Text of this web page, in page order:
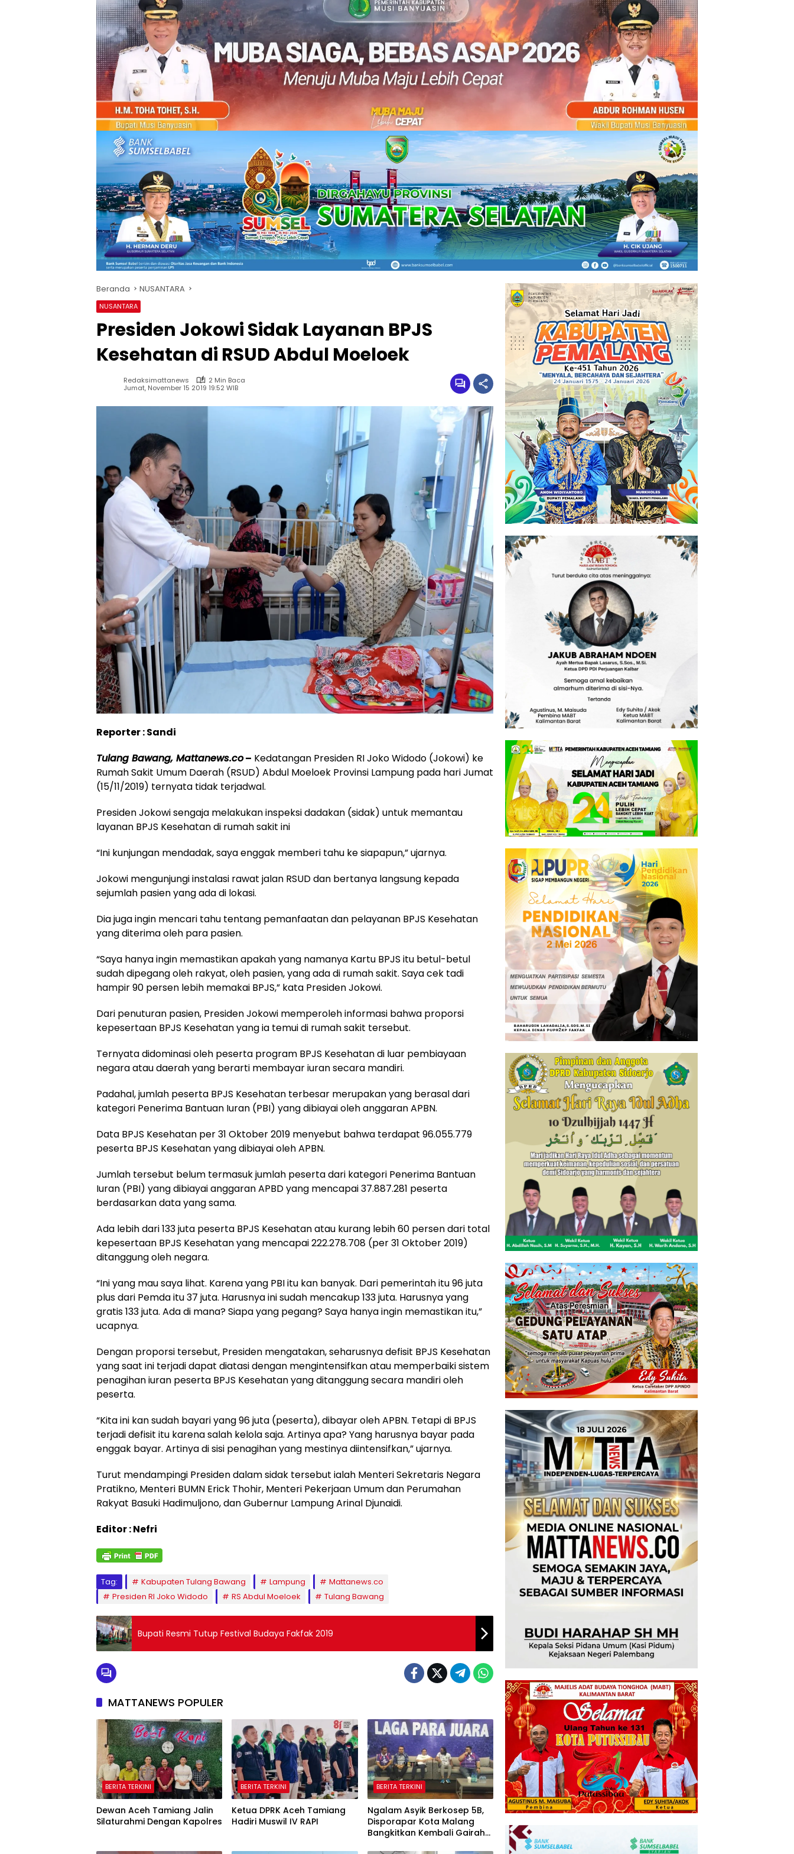
Beranda NUSANTARA
NUSANTARA
Presiden Jokowi Sidak Layanan BPJS
Kesehatan di RSUD Abdul Moeloek
Redaksimattanews
2 Min Baca
Jumat, November 15 2019 19:52 WIB
Reporter : Sandi
Tulang Bawang, Mattanews.co– Kedatangan Presiden RI Joko Widodo (Jokowi) ke
Rumah Sakit Umum Daerah (RSUD) Abdul Moeloek Provinsi Lampung pada hari Jumat
(15/11/2019) ternyata tidak terjadwal.
Presiden Jokowi sengaja melakukan inspeksi dadakan (sidak) untuk memantau
layanan BPJS Kesehatan di rumah sakit ini
“Ini kunjungan mendadak, saya enggak memberi tahu ke siapapun,” ujarnya.
Jokowi mengunjungi instalasi rawat jalan RSUD dan bertanya langsung kepada
sejumlah pasien yang ada di lokasi.
Dia juga ingin mencari tahu tentang pemanfaatan dan pelayanan BPJS Kesehatan
yang diterima oleh para pasien.
“Saya hanya ingin memastikan apakah yang namanya Kartu BPJS itu betul-betul
sudah dipegang oleh rakyat, oleh pasien, yang ada di rumah sakit. Saya cek tadi
hampir 90 persen lebih memakai BPJS,” kata Presiden Jokowi.
Dari penuturan pasien, Presiden Jokowi memperoleh informasi bahwa proporsi
kepesertaan BPJS Kesehatan yang ia temui di rumah sakit tersebut.
Ternyata didominasi oleh peserta program BPJS Kesehatan di luar pembiayaan
negara atau daerah yang berarti membayar iuran secara mandiri.
Padahal, jumlah peserta BPJS Kesehatan terbesar merupakan yang berasal dari
kategori Penerima Bantuan Iuran (PBI) yang dibiayai oleh anggaran APBN.
Data BPJS Kesehatan per 31 Oktober 2019 menyebut bahwa terdapat 96.055.779
peserta BPJS Kesehatan yang dibiayai oleh APBN.
Jumlah tersebut belum termasuk jumlah peserta dari kategori Penerima Bantuan
Iuran (PBI) yang dibiayai anggaran APBD yang mencapai 37.887.281 peserta
berdasarkan data yang sama.
Ada lebih dari 133 juta peserta BPJS Kesehatan atau kurang lebih 60 persen dari total
kepesertaan BPJS Kesehatan yang mencapai 222.278.708 (per 31 Oktober 2019)
ditanggung oleh negara.
“Ini yang mau saya lihat. Karena yang PBI itu kan banyak. Dari pemerintah itu 96 juta
plus dari Pemda itu 37 juta. Harusnya ini sudah mencakup 133 juta. Harusnya yang
gratis 133 juta. Ada di mana? Siapa yang pegang? Saya hanya ingin memastikan itu,”
ucapnya.
Dengan proporsi tersebut, Presiden mengatakan, seharusnya defisit BPJS Kesehatan
yang saat ini terjadi dapat diatasi dengan mengintensifkan atau memperbaiki sistem
penagihan iuran peserta BPJS Kesehatan yang ditanggung secara mandiri oleh
peserta.
“Kita ini kan sudah bayari yang 96 juta (peserta), dibayar oleh APBN. Tetapi di BPJS
terjadi defisit itu karena salah kelola saja. Artinya apa? Yang harusnya bayar pada
enggak bayar. Artinya di sisi penagihan yang mestinya diintensifkan,” ujarnya.
Turut mendampingi Presiden dalam sidak tersebut ialah Menteri Sekretaris Negara
Pratikno, Menteri BUMN Erick Thohir, Menteri Pekerjaan Umum dan Perumahan
Rakyat Basuki Hadimuljono, dan Gubernur Lampung Arinal Djunaidi.
Editor : Nefri
Tag: Kabupaten Tulang Bawang Lampung
Mattanews.co
Presiden RI Joko Widodo
RS Abdul Moeloek Tulang Bawang
Bupati Resmi Tutup Festival Budaya Fakfak 2019
MATTANEWS POPULER
BERITA TERKINI
Dewan Aceh Tamiang Jalin
Silaturahmi Dengan Kapolres
BERITA TERKINI
Ketua DPRK Aceh Tamiang
Hadiri Muswil IV RAPI
BERITA TERKINI
Ngalam Asyik Berkosep 5B,
Disporapar Kota Malang
Bangkitkan Kembali Gairah